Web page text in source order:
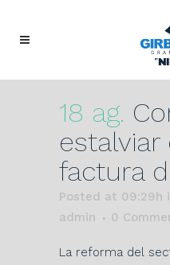
18 ag.
estalviar
factura
Posted at 09:29h
admin
0
La reforma del